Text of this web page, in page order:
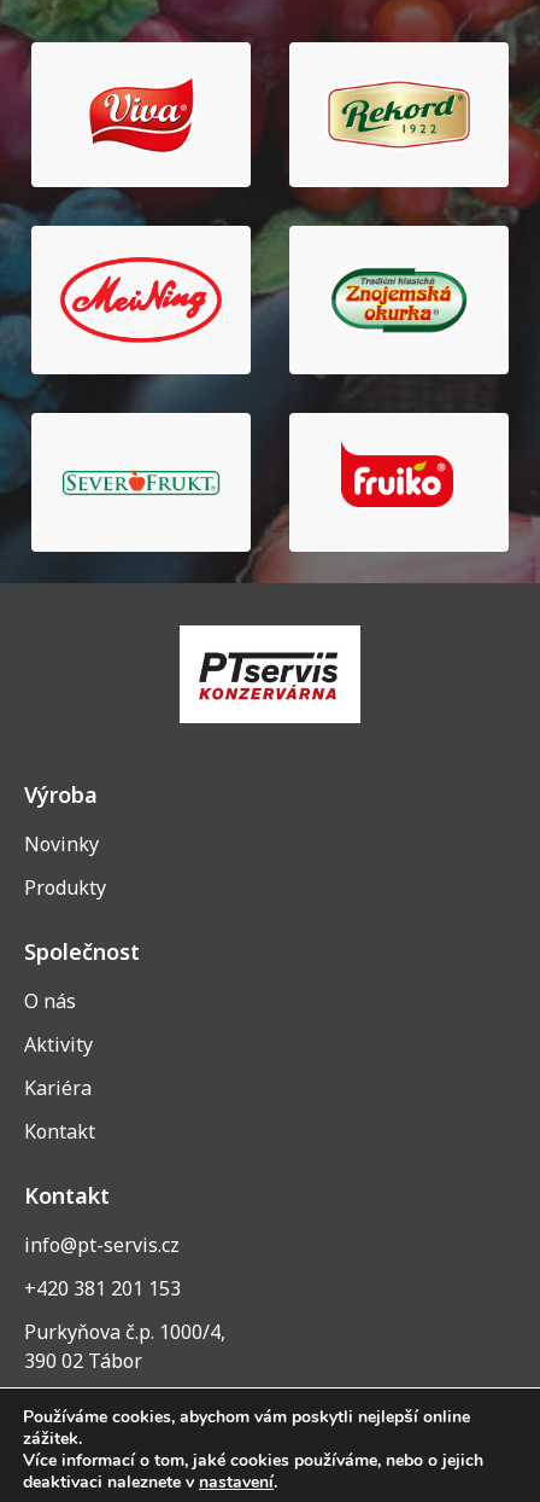
Výroba
Novinky
Produkty
Společnost
O nás
Aktivity
Kariéra
Kontakt
Kontakt
info@pt-servis.cz
+420 381 201 153
Purkyňova č.p. 1000/4,
390 02 Tábor
© 2026 Všechna práva vyhrazena — PT Servis
Používáme cookies, abychom vám poskytli nejlepší online
zážitek.
Více informací o tom, jaké cookies používáme, nebo o jejich
deaktivaci naleznete v nastavení.